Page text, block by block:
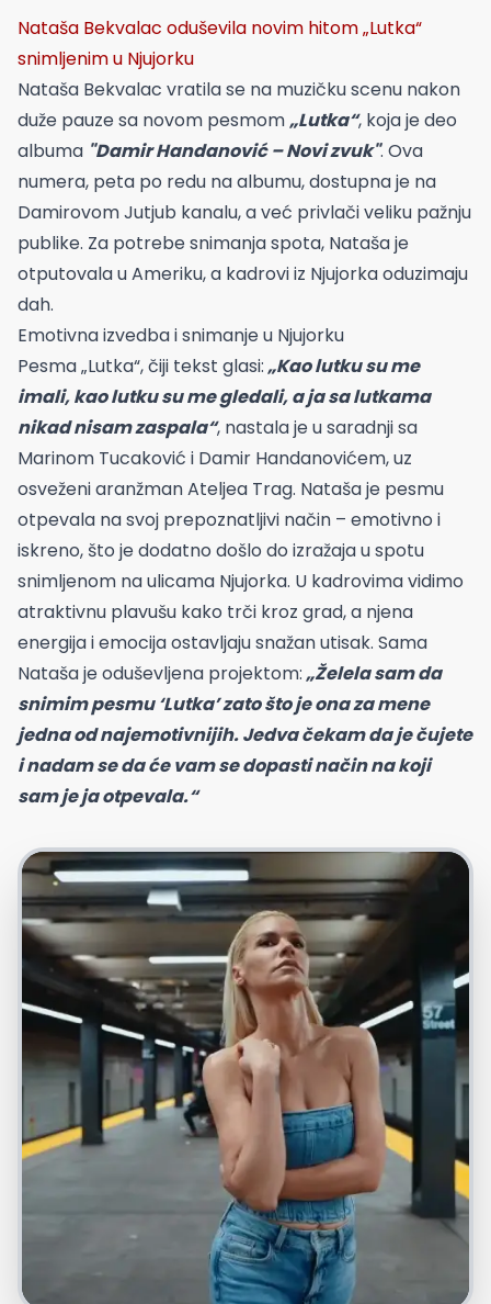
Nataša Bekvalac oduševila novim hitom „Lutka“
snimljenim u Njujorku
Nataša Bekvalac vratila se na muzičku scenu nakon
duže pauze sa novom pesmom„Lutka“, koja je deo
albuma "Damir Handanović – Novi zvuk". Ova
numera, peta po redu na albumu, dostupna je na
Damirovom Jutjub kanalu, a već privlači veliku pažnju
publike. Za potrebe snimanja spota, Nataša je
otputovala u Ameriku, a kadrovi iz Njujorka oduzimaju
dah.
Emotivna izvedba i snimanje u Njujorku
Pesma „Lutka“, čiji tekst glasi:„Kao lutku su me
imali, kao lutku su me gledali, a ja sa lutkama
nikad nisam zaspala“, nastala je u saradnji sa
Marinom Tucaković i Damir Handanovićem, uz
osveženi aranžman Ateljea Trag. Nataša je pesmu
otpevala na svoj prepoznatljivi način – emotivno i
iskreno, što je dodatno došlo do izražaja u spotu
snimljenom na ulicama Njujorka. U kadrovima vidimo
atraktivnu plavušu kako trči kroz grad, a njena
energija i emocija ostavljaju snažan utisak. Sama
Nataša je oduševljena projektom:„Želela sam da
snimim pesmu ‘Lutka’ zato što je ona za mene
jedna od najemotivnijih. Jedva čekam da je čujete
i nadam se da će vam se dopasti način na koji
sam je ja otpevala.“
Youtube/DH Music Novi Zvuk